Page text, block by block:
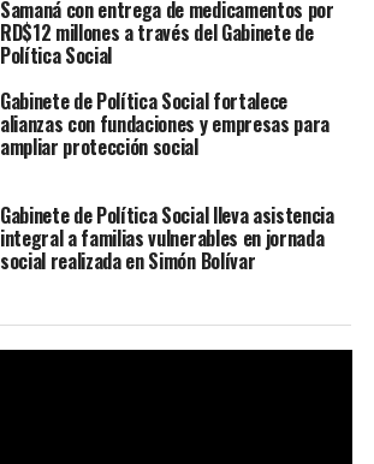
Samaná con entrega de medicamentos por
RD$12 millones a través del Gabinete de
Política Social
Gabinete de Política Social fortalece
alianzas con fundaciones y empresas para
ampliar protección social
Gabinete de Política Social lleva asistencia
integral a familias vulnerables en jornada
social realizada en Simón Bolívar